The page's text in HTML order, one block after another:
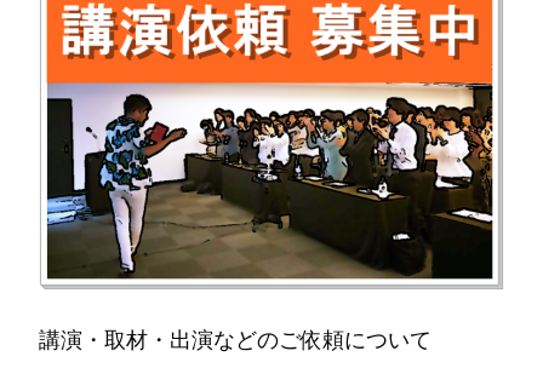
講演・取材・出演などのご依頼について